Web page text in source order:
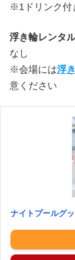
※1ドリンク付
浮き輪レンタ
なし
※会場には浮
意ください
ナイトプールグ